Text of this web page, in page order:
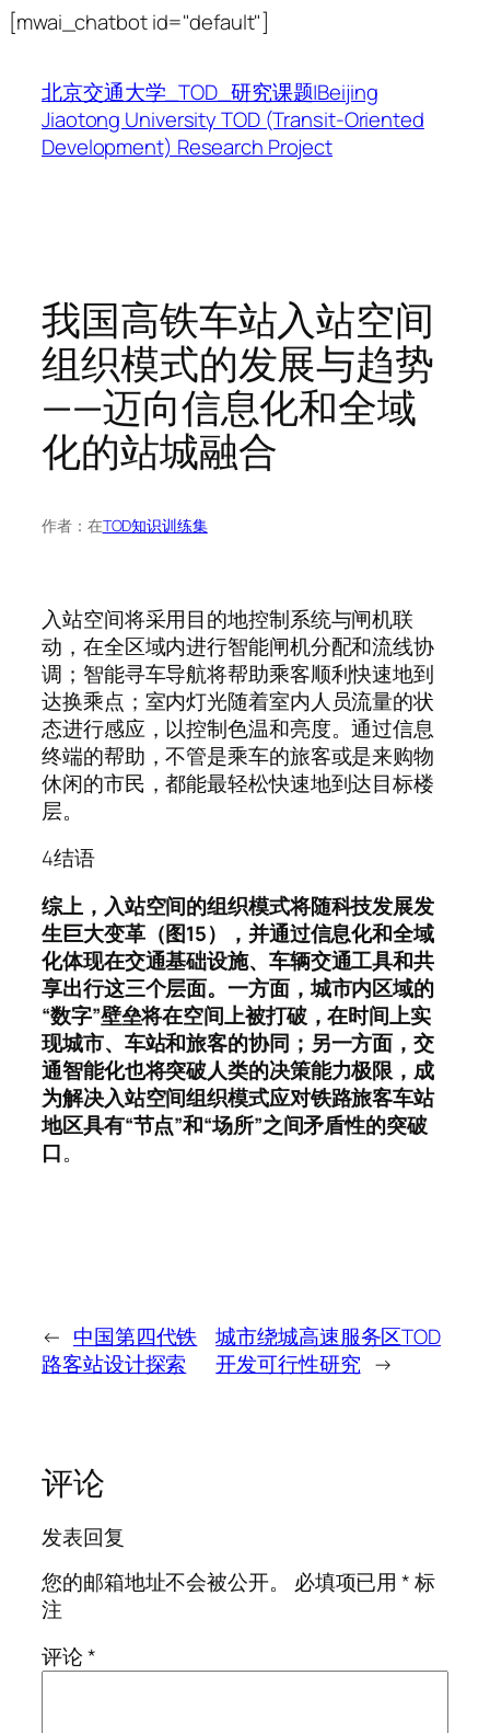
[mwai_chatbot id="default"]
内
容
北京交通大学_TOD_研究课题|Beijing
Jiaotong University TOD (Transit-Oriented
Development) Research Project
我国高铁车站入站空间
组织模式的发展与趋势
——迈向信息化和全域
化的站城融合
作者： 在TOD知识训练集
入站空间将采用目的地控制系统与闸机联
动，在全区域内进行智能闸机分配和流线协
调；智能寻车导航将帮助乘客顺利快速地到
达换乘点；室内灯光随着室内人员流量的状
态进行感应，以控制色温和亮度。通过信息
终端的帮助，不管是乘车的旅客或是来购物
休闲的市民，都能最轻松快速地到达目标楼
层。
4结语
综上，入站空间的组织模式将随科技发展发
生巨大变革（图15），并通过信息化和全域
化体现在交通基础设施、车辆交通工具和共
享出行这三个层面。一方面，城市内区域的
“数字”壁垒将在空间上被打破，在时间上实
现城市、车站和旅客的协同；另一方面，交
通智能化也将突破人类的决策能力极限，成
为解决入站空间组织模式应对铁路旅客车站
地区具有“节点”和“场所”之间矛盾性的突破
口。
← 中国第四代铁
路客站设计探索
城市绕城高速服务区TOD
开发可行性研究 →
评论
发表回复
您的邮箱地址不会被公开。
必填项已用*标
注
评论*